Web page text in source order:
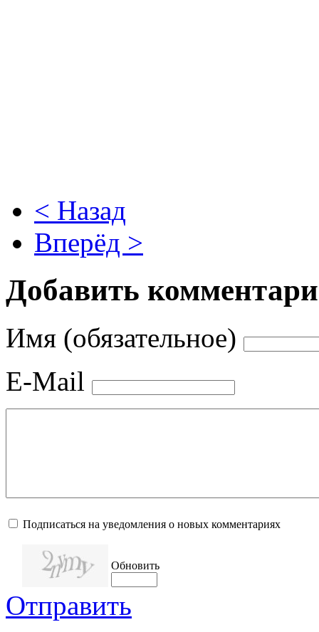
< Назад
Вперёд >
Добавить
Имя (обязательное)
E-Mail
Подписаться на уведомления о новых комментариях
Обновить
Отправить